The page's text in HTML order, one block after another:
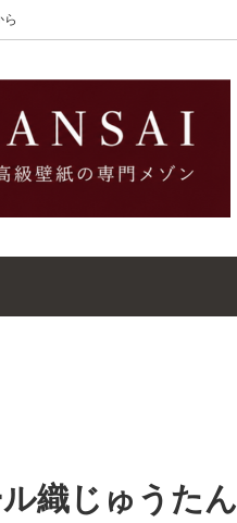
ナー｜シミトリ剤
織じゅうたん